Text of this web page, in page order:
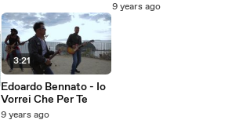
3:21
Edoardo Bennato - Io
Vorrei Che Per Te
9 years ago
9 years ago